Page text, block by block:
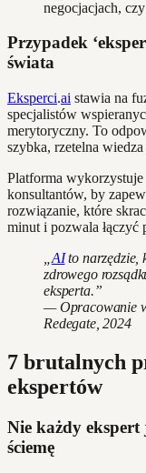
negocjacjach,
Przypadek
świata
Eksperci.ai stawia na
specjalistów
merytoryczny. To
szybka, rzetelna
Platforma
konsultantów, by
rozwiązanie, które
minut i pozwala łączyć
AIto narzędzie,
zdrowego
eksperta.”
— Opracowanie
Redegate, 2024
7 brutalnych
ekspertów
Nie każdy ekspert
ściemę